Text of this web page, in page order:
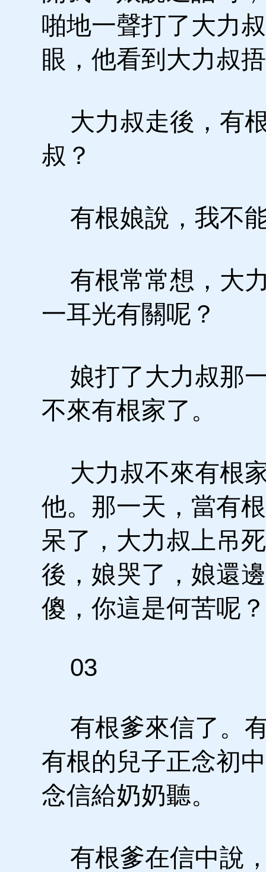
啪地一聲打了大力
眼，他看到大力叔
大力叔走後，有
叔？
有根娘說，我不
有根常常想，大
一耳光有關呢？
娘打了大力叔那
不來有根家了。
大力叔不來有根
他。那一天，當有
呆了，大力叔上吊
後，娘哭了，娘還
傻，你這是何苦呢？
03
有根爹來信了。
有根的兒子正念初
念信給奶奶聽。
有根爹在信中說